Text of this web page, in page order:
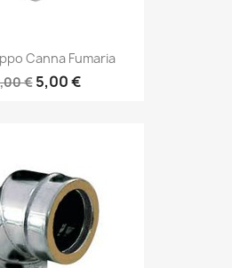
Canna Fumaria
€ 5,00 €